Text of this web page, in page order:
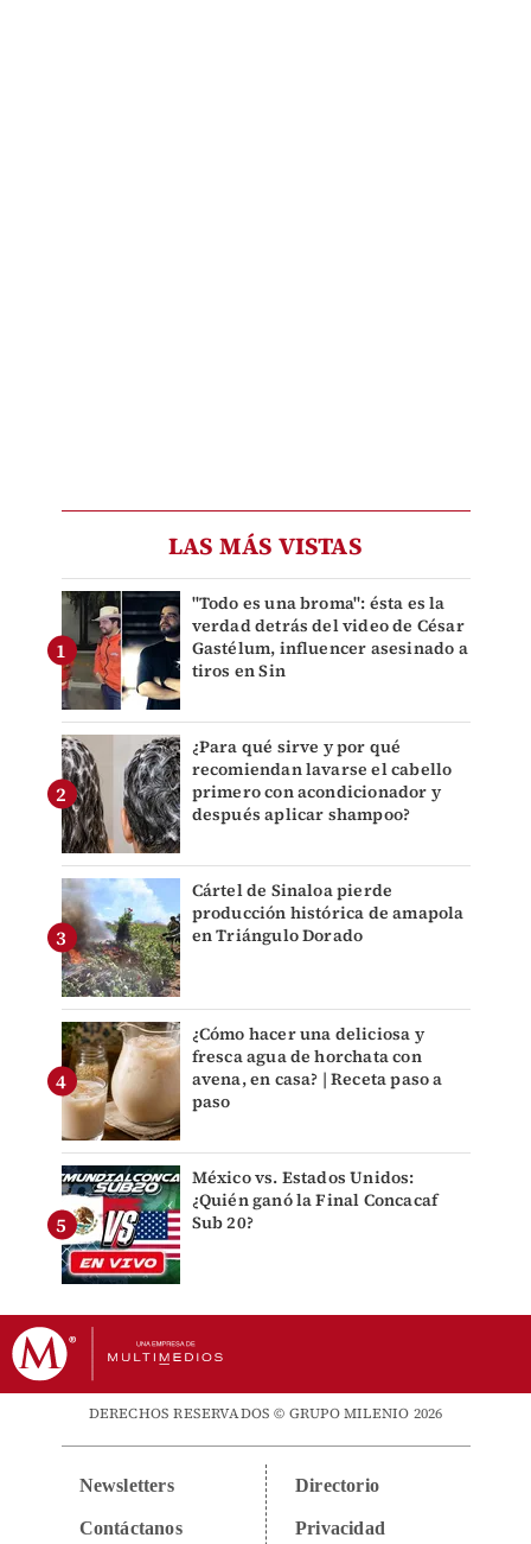
LAS MÁS VISTAS
"Todo es una broma": ésta es la
verdad detrás del video de César
Gastélum, influencer asesinado a
tiros en Sin
¿Para qué sirve y por qué
recomiendan lavarse el cabello
primero con acondicionador y
después aplicar shampoo?
Cártel de Sinaloa pierde
producción histórica de amapola
en Triángulo Dorado
¿Cómo hacer una deliciosa y
fresca agua de horchata con
avena, en casa? | Receta paso a
paso
México vs. Estados Unidos:
¿Quién ganó la Final Concacaf
Sub 20?
DERECHOS RESERVADOS © GRUPO MILENIO 2026
Newsletters
Contáctanos
Directorio
Privacidad